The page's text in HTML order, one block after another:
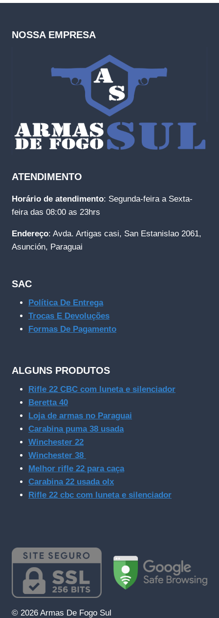
NOSSA EMPRESA
ATENDIMENTO
Horário de atendimento: Segunda-feira a Sexta-
feira das 08:00 as 23hrs
Endereço: Avda. Artigas casi, San Estanislao 2061,
Asunción, Paraguai
SAC
Política De Entrega
Trocas E Devoluções
Formas De Pagamento
ALGUNS PRODUTOS
Rifle 22 CBC com luneta e silenciador
Beretta 40
Loja de armas no Paraguai
Carabina puma 38 usada
Winchester 22
Winchester 38
Melhor rifle 22 para caça
Carabina 22 usada olx
Rifle 22 cbc com luneta e silenciador
© 2026 Armas De Fogo Sul